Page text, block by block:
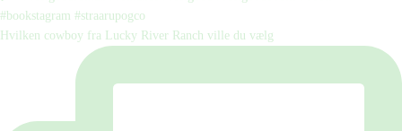
Hvilken cowboy fra Lucky River Ranch ville du vælg